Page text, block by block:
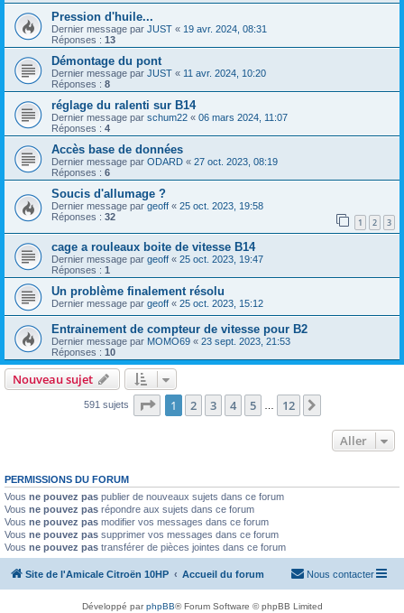
Pression d'huile...
Dernier message par JUST « 19 avr. 2024, 08:31
Réponses : 13
Démontage du pont
Dernier message par JUST « 11 avr. 2024, 10:20
Réponses : 8
réglage du ralenti sur B14
Dernier message par schum22 « 06 mars 2024, 11:07
Réponses : 4
Accès base de données
Dernier message par ODARD « 27 oct. 2023, 08:19
Réponses : 6
Soucis d'allumage ?
Dernier message par geoff « 25 oct. 2023, 19:58
Réponses : 32 1 2 3
cage a rouleaux boite de vitesse B14
Dernier message par geoff « 25 oct. 2023, 19:47
Réponses : 1
Un problème finalement résolu
Dernier message par geoff « 25 oct. 2023, 15:12
Entrainement de compteur de vitesse pour B2
Dernier message par MOMO69 « 23 sept. 2023, 21:53
Réponses : 10
Nouveau sujet
591 sujets Page 1sur12
1 2 3 4 5 12
Aller
PERMISSIONS DU FORUM
Vous ne pouvez pas publier de nouveaux sujets dans ce forum
Vous ne pouvez pas répondre aux sujets dans ce forum
Vous ne pouvez pas modifier vos messages dans ce forum
Vous ne pouvez pas supprimer vos messages dans ce forum
Vous ne pouvez pas transférer de pièces jointes dans ce forum
Site de l'Amicale Citroën 10HP Accueil du forum Nous contacter
Développé parphpBB® Forum Software © phpBB Limited